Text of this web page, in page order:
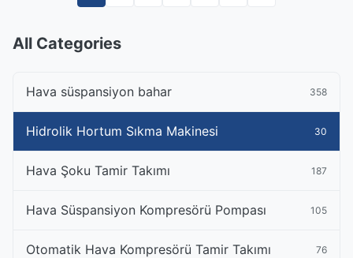
All Categories
Hava süspansiyon bahar 358
Hidrolik Hortum Sıkma Makinesi 30
Hava Şoku Tamir Takımı 187
Hava Süspansiyon Kompresörü Pompası 105
Otomatik Hava Kompresörü Tamir Takımı 76